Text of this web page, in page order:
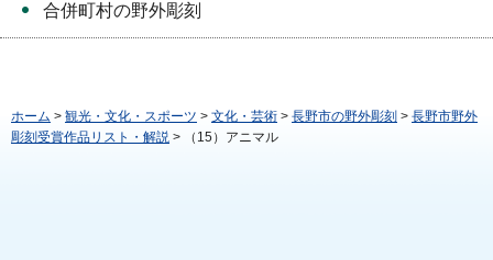
合併町村の野外彫刻
ホーム > 観光・文化・スポーツ > 文化・芸術 > 長野市の野外彫刻 > 長野市野外
彫刻受賞作品リスト・解説 > （15）アニマル